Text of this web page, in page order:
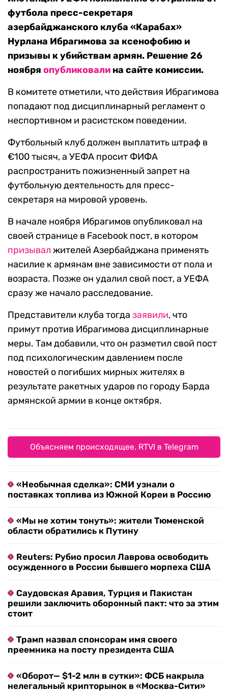
футбола пресс-секретаря
азербайджанского клуба «Карабах»
Нурлана Ибрагимова за ксенофобию и
призывы к убийствам армян. Решение 26
ноября опубликовали на сайте комиссии.
В комитете отметили, что действия Ибрагимова
попадают под дисциплинарный регламент о
неспортивном и расистском поведении.
Футбольный клуб должен выплатить штраф в
€100 тысяч, а УЕФА просит ФИФА
распространить пожизненный запрет на
футбольную деятельность для пресс-
секретаря на мировой уровень.
В начале ноября Ибрагимов опубликовал на
своей странице в Facebook пост, в котором
призывал жителей Азербайджана применять
насилие к армянам вне зависимости от пола и
возраста. Позже он удалил свой пост, а УЕФА
сразу же начало расследование.
Представители клуба тогда заявили, что
примут против Ибрагимова дисциплинарные
меры. Там добавили, что он разметил свой пост
под психологическим давлением после
новостей о погибших мирных жителях в
результате ракетных ударов по городу Барда
армянской армии в конце октября.
Объясняем происходящее. RTVI в Telegram
«Необычная сделка»: СМИ узнали о
поставках топлива из Южной Кореи в Россию
«Мы не хотим тонуть»: жители Тюменской
области обратились к Путину
Reuters: Рубио просил Лаврова освободить
осужденного в России бывшего морпеха США
Саудовская Аравия, Турция и Пакистан
решили заключить оборонный пакт: что за этим
стоит
Трамп назвал спонсорам имя своего
преемника на посту президента США
«Оборот— $1-2 млн в сутки»: ФСБ накрыла
нелегальный крипторынок в «Москва-Сити»